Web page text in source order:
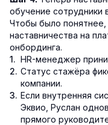
обучение сотрудники
Чтобы было
наставничества на
онбординга.
HR-менеджер
Статус стажёра
компании.
Если внутренняя
Эквио, Руслан
прямого